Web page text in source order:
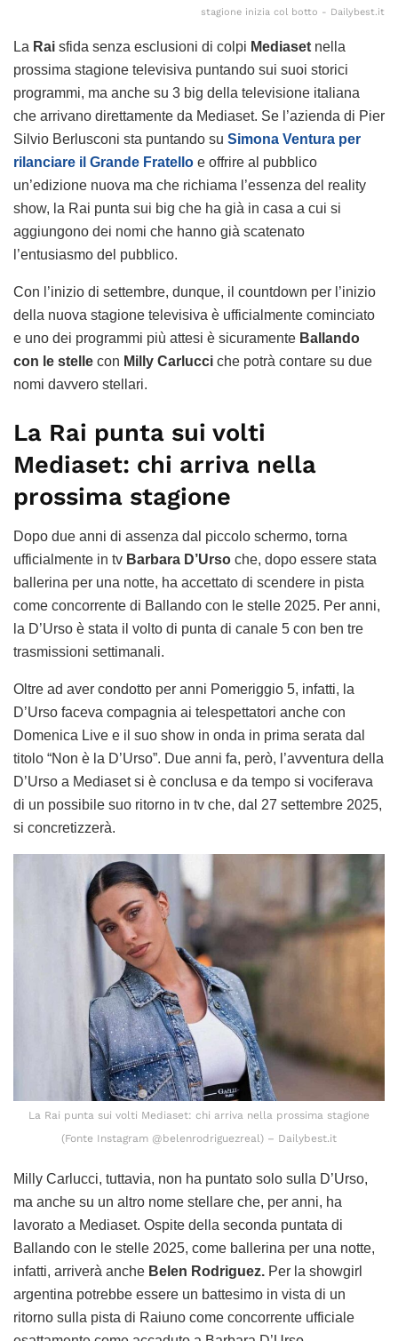
stagione inizia col botto - Dailybest.it
La Rai sfida senza esclusioni di colpi Mediaset nella
prossima stagione televisiva puntando sui suoi storici
programmi, ma anche su 3 big della televisione italiana
che arrivano direttamente da Mediaset. Se l’azienda di Pier
Silvio Berlusconi sta puntando su Simona Ventura per
rilanciare il Grande Fratello e offrire al pubblico
un’edizione nuova ma che richiama l’essenza del reality
show, la Rai punta sui big che ha già in casa a cui si
aggiungono dei nomi che hanno già scatenato
l’entusiasmo del pubblico.
Con l’inizio di settembre, dunque, il countdown per l’inizio
della nuova stagione televisiva è ufficialmente cominciato
e uno dei programmi più attesi è sicuramente Ballando
con le stelle con Milly Carlucci che potrà contare su due
nomi davvero stellari.
La Rai punta sui volti
Mediaset: chi arriva nella
prossima stagione
Dopo due anni di assenza dal piccolo schermo, torna
ufficialmente in tv Barbara D’Urso che, dopo essere stata
ballerina per una notte, ha accettato di scendere in pista
come concorrente di Ballando con le stelle 2025. Per anni,
la D’Urso è stata il volto di punta di canale 5 con ben tre
trasmissioni settimanali.
Oltre ad aver condotto per anni Pomeriggio 5, infatti, la
D’Urso faceva compagnia ai telespettatori anche con
Domenica Live e il suo show in onda in prima serata dal
titolo “Non è la D’Urso”. Due anni fa, però, l’avventura della
D’Urso a Mediaset si è conclusa e da tempo si vociferava
di un possibile suo ritorno in tv che, dal 27 settembre 2025,
si concretizzerà.
La Rai punta sui volti Mediaset: chi arriva nella prossima stagione
(Fonte Instagram @belenrodriguezreal) – Dailybest.it
Milly Carlucci, tuttavia, non ha puntato solo sulla D’Urso,
ma anche su un altro nome stellare che, per anni, ha
lavorato a Mediaset. Ospite della seconda puntata di
Ballando con le stelle 2025, come ballerina per una notte,
infatti, arriverà anche Belen Rodriguez. Per la showgirl
argentina potrebbe essere un battesimo in vista di un
ritorno sulla pista di Raiuno come concorrente ufficiale